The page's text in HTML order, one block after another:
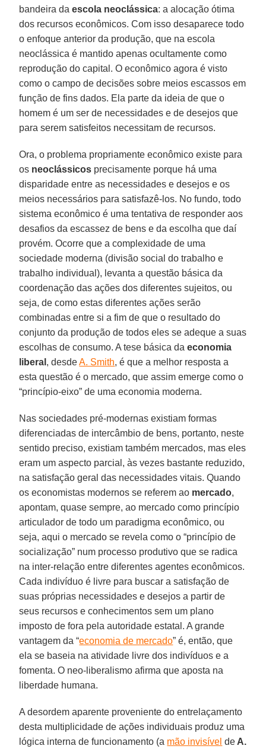
bandeira da escola neoclássica: a alocação ótima
dos recursos econômicos. Com isso desaparece todo
o enfoque anterior da produção, que na escola
neoclássica é mantido apenas ocultamente como
reprodução do capital. O econômico agora é visto
como o campo de decisões sobre meios escassos em
função de fins dados. Ela parte da ideia de que o
homem é um ser de necessidades e de desejos que
para serem satisfeitos necessitam de recursos.
Ora, o problema propriamente econômico existe para
os neoclássicos precisamente porque há uma
disparidade entre as necessidades e desejos e os
meios necessários para satisfazê-los. No fundo, todo
sistema econômico é uma tentativa de responder aos
desafios da escassez de bens e da escolha que daí
provém. Ocorre que a complexidade de uma
sociedade moderna (divisão social do trabalho e
trabalho individual), levanta a questão básica da
coordenação das ações dos diferentes sujeitos, ou
seja, de como estas diferentes ações serão
combinadas entre si a fim de que o resultado do
conjunto da produção de todos eles se adeque a suas
escolhas de consumo. A tese básica da economia
liberal , desdeA. Smith, é que a melhor resposta a
esta questão é o mercado, que assim emerge como o
“princípio-eixo” de uma economia moderna.
Nas sociedades pré-modernas existiam formas
diferenciadas de intercâmbio de bens, portanto, neste
sentido preciso, existiam também mercados, mas eles
eram um aspecto parcial, às vezes bastante reduzido,
na satisfação geral das necessidades vitais. Quando
os economistas modernos se referem ao mercado,
apontam, quase sempre, ao mercado como princípio
articulador de todo um paradigma econômico, ou
seja, aqui o mercado se revela como o “princípio de
socialização” num processo produtivo que se radica
na inter-relação entre diferentes agentes econômicos.
Cada indivíduo é livre para buscar a satisfação de
suas próprias necessidades e desejos a partir de
seus recursos e conhecimentos sem um plano
imposto de fora pela autoridade estatal. A grande
vantagem da “economia de mercado” é, então, que
ela se baseia na atividade livre dos indivíduos e a
fomenta. O neo-liberalismo afirma que aposta na
liberdade humana.
A desordem aparente proveniente do entrelaçamento
desta multiplicidade de ações individuais produz uma
lógica interna de funcionamento (a mão invisível de A.